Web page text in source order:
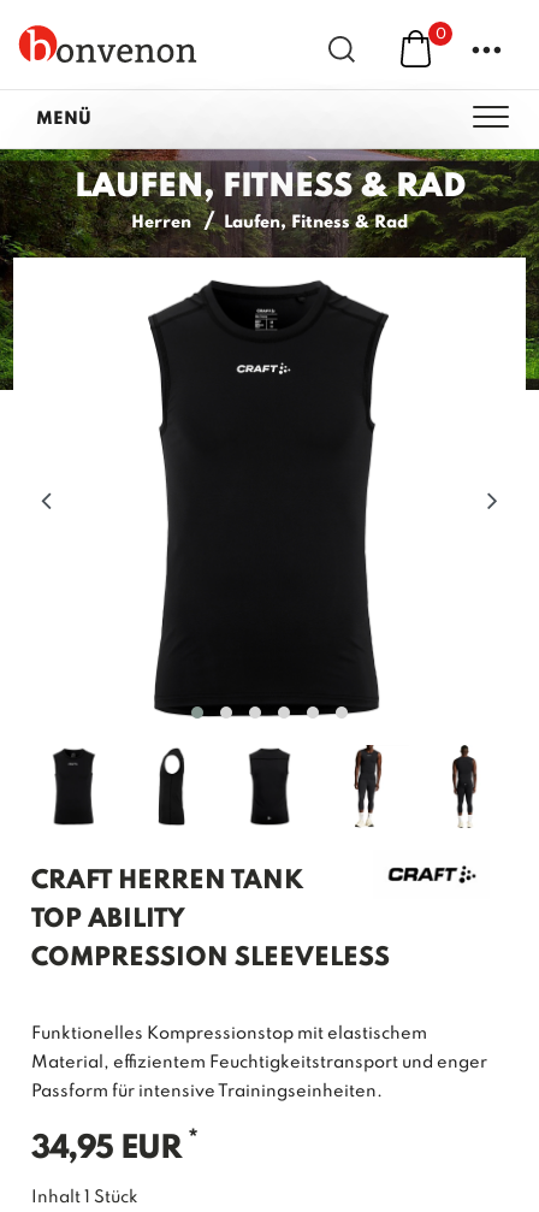
0 ...
MENÜ
LAUFEN, FITNESS & RAD
Herren Laufen, Fitness & Rad
CRAFT HERREN TANK
TOP ABILITY
COMPRESSION SLEEVELESS
Funktionelles Kompressionstop mit elastischem
Material, effizientem Feuchtigkeitstransport und enger
Passform für intensive Trainingseinheiten.
34,95 EUR *
Inhalt1Stück